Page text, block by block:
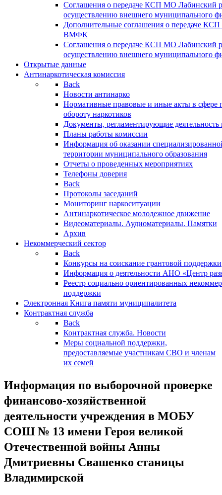
Соглашения о передаче КСП МО Лабинский
осуществлению внешнего муниципального
Дополнительные соглашения о передаче
ВМФК
Соглашения о передаче КСП МО Лабинский
осуществлению внешнего муниципального
Открытые данные
Антинаркотическая комиссия
Back
Новости антинарко
Нормативные правовые и иные акты в сфере
обороту наркотиков
Документы, регламентирующие деятельность
Планы работы комиссии
Информация об оказании
территории муниципального образования
Отчеты о проведенных мероприятиях
Телефоны доверия
Back
Протоколы заседаний
Мониторинг наркоситуации
Антинаркотическое молодежное движение
Видеоматериалы. Аудиоматериалы. Памятки
Архив
Некоммерческий сектор
Back
Конкурсы на соискание грантовой поддержки
Информация о деятельности АНО «Центр
Реестр социально ориентированных
поддержки
Электронная Книга памяти муниципалитета
Контрактная служба
Back
Контрактная служба. Новости
Меры социальной поддержки,
предоставляемые участникам СВО и членам
их семей
Информация по выборочной проверке
финансово-хозяйственной
деятельности учреждения в МОБУ
СОШ № 13 имени Героя великой
Отечественной войны Анны
Дмитриевны Свашенко станицы
Владимирской